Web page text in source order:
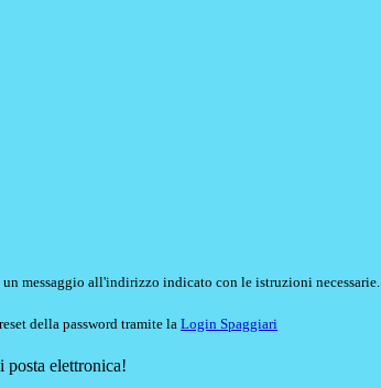
messaggio all'indirizzo indicato con le istruzioni necessarie.
della password tramite la Login Spaggiari
posta elettronica!